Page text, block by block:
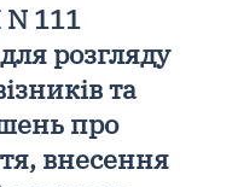
111
розгляду
та
про
внесення